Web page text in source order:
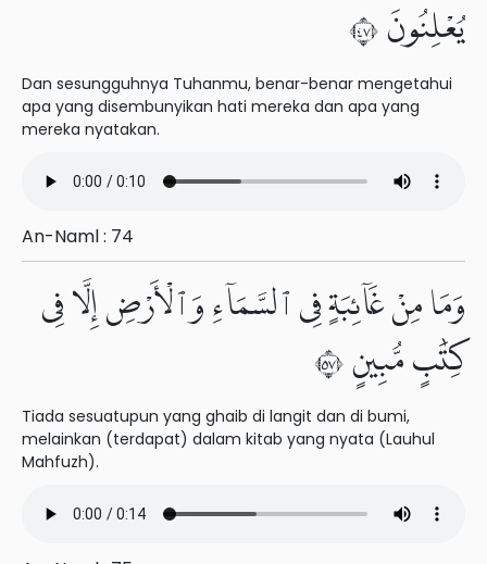
يُعْلِنُونَ ٧٤
Dan sesungguhnya Tuhanmu, benar-benar mengetahui
apa yang disembunyikan hati mereka dan apa yang
mereka nyatakan.
An-Naml : 74
وَمَا مِنْ غَآئِبَةٍ فِى ٱلسَّمَآءِ وَٱلْأَرْضِ إِلَّا فِى
كِتَٰبٍ مُّبِينٍ ٧٥
Tiada sesuatupun yang ghaib di langit dan di bumi,
melainkan (terdapat) dalam kitab yang nyata (Lauhul
Mahfuzh).